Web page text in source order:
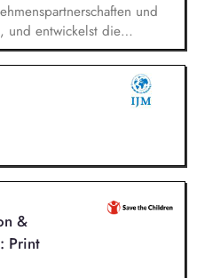
und
und entwickelst die
Du identifizierst neue
und sprichst sie
Maßnahmen
Ergebnisse. Du
dem Marketing und
&
Print